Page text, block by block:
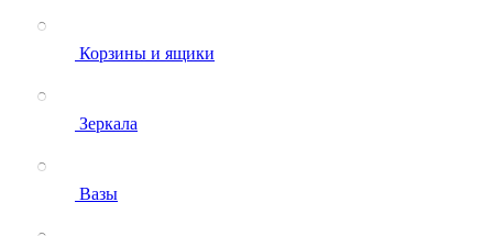
Корзины и ящики
Зеркала
Вазы